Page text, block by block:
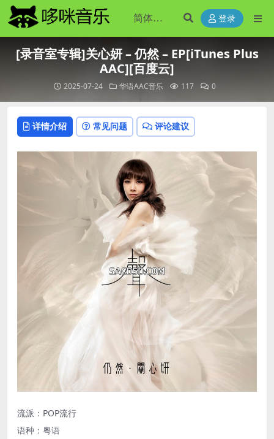
登录
[录音室专辑]关心妍 – 仍然 – EP[iTunes Plus
AAC][百度云]
2025-07-24 华语AAC音乐 117 0
详情介绍 常见问题 评论建议
流派：POP流行
语种：粤语